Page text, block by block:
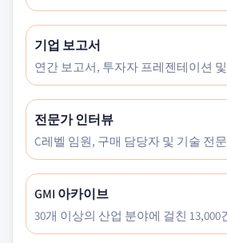
기업 보고서
연간 보고서, 투자자 프레젠테이션
전문가 인터뷰
C레벨 임원, 구매 담당자 및 기술 전
GMI 아카이브
30개 이상의 산업 분야에 걸친